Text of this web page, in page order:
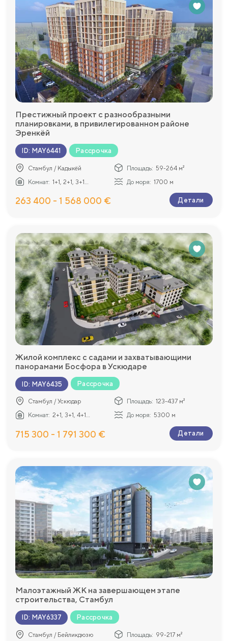
Престижный проект с разнообразными
планировками, в привилегированном районе
Эренкёй
ID: MAY6441 Рассрочка
Стамбул / Кадыкёй Площадь: 59-264 м²
Комнат: 1+1, 2+1, 3+1... До моря: 1700 м
263 400 - 1 568 000 € Детали
Жилой комплекс с садами и захватывающими
панорамами Босфора в Ускюдаре
ID: MAY6435 Рассрочка
Стамбул / Ускюдар Площадь: 123-437 м²
Комнат: 2+1, 3+1, 4+1... До моря: 5300 м
715 300 - 1 791 300 € Детали
Малоэтажный ЖК на завершающем этапе
строительства, Стамбул
ID: MAY6337 Рассрочка
Стамбул / Бейликдюзю Площадь: 99-217 м²